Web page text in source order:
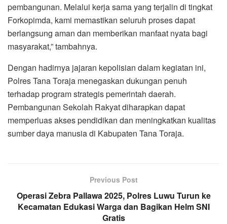
pembangunan. Melalui kerja sama yang terjalin di tingkat
Forkopimda, kami memastikan seluruh proses dapat
berlangsung aman dan memberikan manfaat nyata bagi
masyarakat,” tambahnya.
Dengan hadirnya jajaran kepolisian dalam kegiatan ini,
Polres Tana Toraja menegaskan dukungan penuh
terhadap program strategis pemerintah daerah.
Pembangunan Sekolah Rakyat diharapkan dapat
memperluas akses pendidikan dan meningkatkan kualitas
sumber daya manusia di Kabupaten Tana Toraja.
Previous Post
Operasi Zebra Pallawa 2025, Polres Luwu Turun ke
Kecamatan Edukasi Warga dan Bagikan Helm SNI
Gratis